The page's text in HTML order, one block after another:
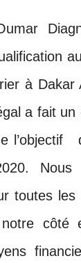
à Dakar
a fait
l’objectif
Nous
toutes les
côté